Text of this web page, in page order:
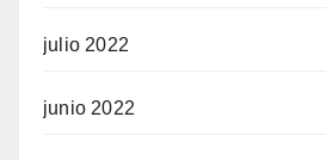
julio 2022
junio 2022